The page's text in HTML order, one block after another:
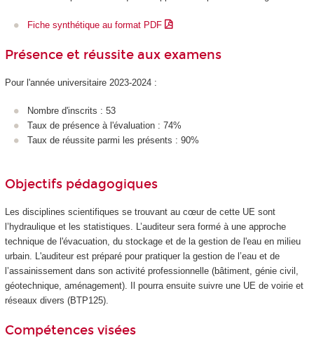
Fiche synthétique au format PDF
Présence et réussite aux examens
Pour l'année universitaire 2023-2024 :
Nombre d'inscrits : 53
Taux de présence à l'évaluation : 74%
Taux de réussite parmi les présents : 90%
Objectifs pédagogiques
Les disciplines scientifiques se trouvant au cœur de cette UE sont
l’hydraulique et les statistiques. L’auditeur sera formé à une approche
technique de l'évacuation, du stockage et de la gestion de l'eau en milieu
urbain. L'auditeur est préparé pour pratiquer la gestion de l’eau et de
l’assainissement dans son activité professionnelle (bâtiment, génie civil,
géotechnique, aménagement). Il pourra ensuite suivre une UE de voirie et
réseaux divers (BTP125).
Compétences visées